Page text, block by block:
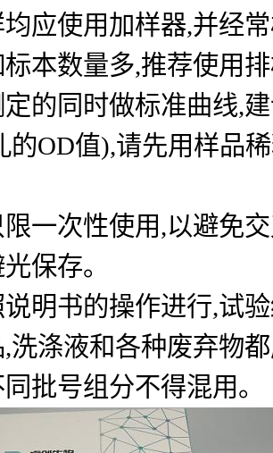
应使用加样器,并经
本数量多,推荐使用
的同时做标准曲线,
的OD值),请先用样品
一次性使用,以避免
保存。
明书的操作进行,试
洗涤液和各种废弃物
批号组分不得混用。